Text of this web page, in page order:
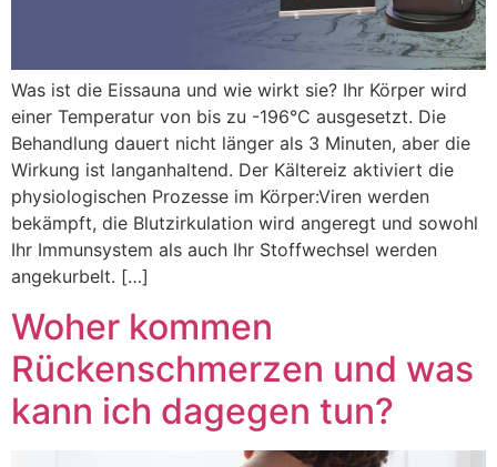
Was ist die Eissauna und wie wirkt sie? Ihr Körper wird
einer Temperatur von bis zu -196°C ausgesetzt. Die
Behandlung dauert nicht länger als 3 Minuten, aber die
Wirkung ist langanhaltend. Der Kältereiz aktiviert die
physiologischen Prozesse im Körper:Viren werden
bekämpft, die Blutzirkulation wird angeregt und sowohl
Ihr Immunsystem als auch Ihr Stoffwechsel werden
angekurbelt. […]
Woher kommen
Rückenschmerzen und was
kann ich dagegen tun?